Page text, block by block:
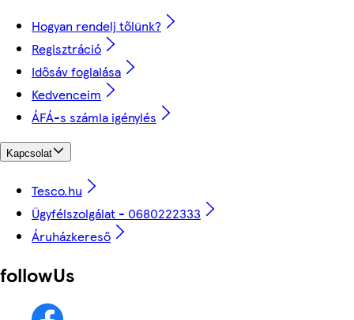
Hogyan rendelj tőlünk?
Regisztráció
Idősáv foglalása
Kedvenceim
ÁFÁ-s számla igénylés
Kapcsolat
Tesco.hu
Ügyfélszolgálat - 0680222333
Áruházkereső
followUs